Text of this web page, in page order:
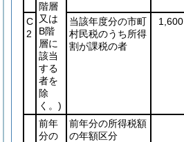
階層
又は
B階
層に
該当
する
者を
除
く。)
C
2
当該年度分の市町
村民税のうち所得
割が課税の者
1,600
前年
分の
前年分の所得税額
の年額区分